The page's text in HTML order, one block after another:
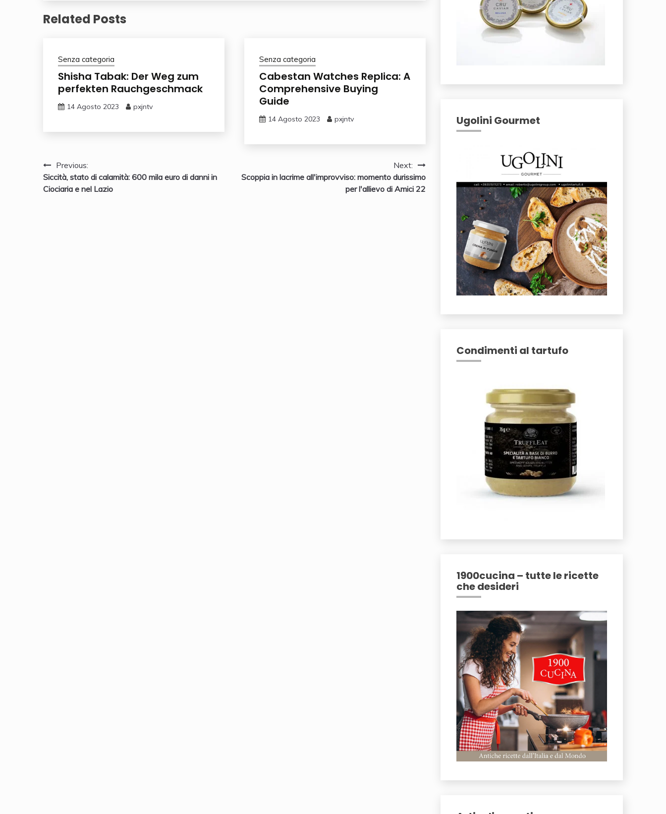
Related Posts
Senza categoria
Shisha Tabak: Der Weg zum
perfekten Rauchgeschmack
14 Agosto 2023 pxjntv
Senza categoria
Cabestan Watches Replica: A
Comprehensive Buying
Guide
14 Agosto 2023 pxjntv
Navigazione
articoli
Previous:
Siccità, stato di calamità: 600 mila euro di danni in
Ciociaria e nel Lazio
Next:
Scoppia in lacrime all'improvviso: momento durissimo
per l'allievo di Amici 22
Ugolini Gourmet
Condimenti al tartufo
1900cucina – tutte le ricette
che desideri